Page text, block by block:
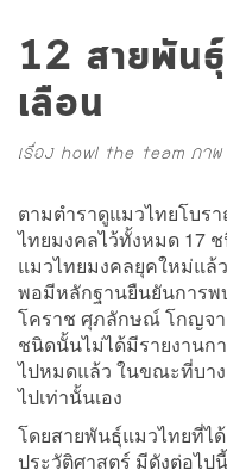
12 สายพัน
เลือน
เรื่อง howl the team ภาพ
ตามตำราดูแมวไทยโบร
ไทยมงคลไว้ทั้งหมด 17
แมวไทยมงคลยุคใหม่แล้
พอมีหลักฐานยืนยันการพ
โคราช ศุภลักษณ์ โกญจ
ชนิดนั้นไม่ได้มีรายงานก
ไปหมดแล้ว ในขณะที่บาง
ไปเท่านั้นเอง
โดยสายพันธุ์แมวไทยที่ไ
ประวัติศาสตร์ มีดังต่อไป